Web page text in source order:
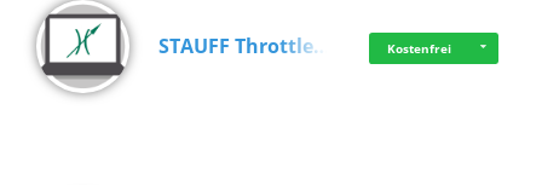
STAUFF Throttle… Kostenfrei